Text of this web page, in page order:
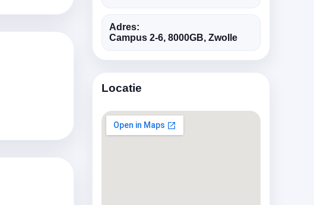
Adres:
Campus 2-6, 8000GB, Zwolle
Locatie